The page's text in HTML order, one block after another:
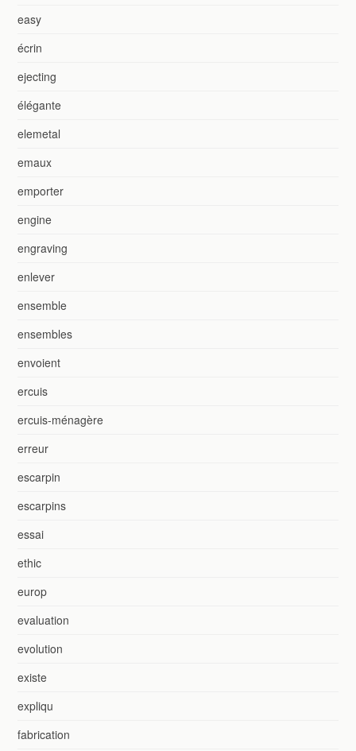
easy
écrin
ejecting
élégante
elemetal
emaux
emporter
engine
engraving
enlever
ensemble
ensembles
envoient
ercuis
ercuis-ménagère
erreur
escarpin
escarpins
essai
ethic
europ
evaluation
evolution
existe
expliqu
fabrication